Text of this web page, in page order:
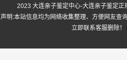
2023 大连亲子鉴定中心-大连亲子鉴定正
声明:本站信息均为网络收集整理、方便网友查
立即联系客服删除！